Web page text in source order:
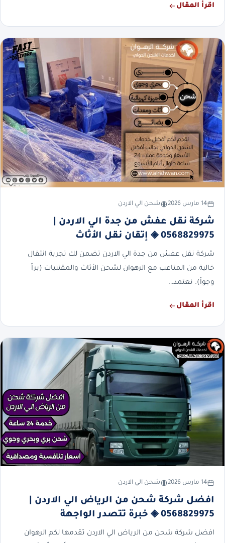
اقرأ المقال
14 مارس 2026 شحن الي الاردن
شركة نقل عفش من جدة الي الاردن |
0568829975 ◈ إتقان نقل الأثاث
شركة نقل عفش من جدة الي الاردن تضمن لك تجربة انتقال
خالية من المتاعب مع الرهوان لشحن الأثاث والمقتنيات (براً
وجواً). نعتمد…
اقرأ المقال
14 مارس 2026 شحن الي الاردن
افضل شركة شحن من الرياض الي الاردن |
0568829975 ◈ خبرة تتصدر الواجهة
افضل شركة شحن من الرياض الي الاردن تقدمها لكم الرهوان